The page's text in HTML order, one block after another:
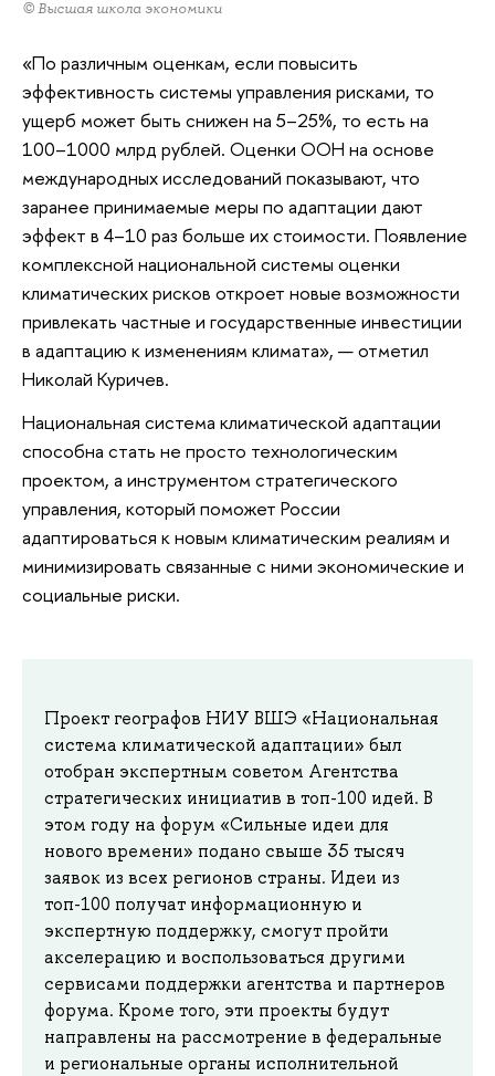
© Высшая школа экономики
«По различным оценкам, если повысить
эффективность системы управления рисками, то
ущерб может быть снижен на 5–25%, то есть на
100–1000 млрд рублей. Оценки ООН на основе
международных исследований показывают, что
заранее принимаемые меры по адаптации дают
эффект в 4–10 раз больше их стоимости. Появление
комплексной национальной системы оценки
климатических рисков откроет новые возможности
привлекать частные и государственные инвестиции
в адаптацию к изменениям климата», — отметил
Николай Куричев.
Национальная система климатической адаптации
способна стать не просто технологическим
проектом, а инструментом стратегического
управления, который поможет России
адаптироваться к новым климатическим реалиям и
минимизировать связанные с ними экономические и
социальные риски.
Проект географов НИУ ВШЭ «Национальная
система климатической адаптации» был
отобран экспертным советом Агентства
стратегических инициатив в топ-100 идей. В
этом году на форум «Сильные идеи для
нового времени» подано свыше 35 тысяч
заявок из всех регионов страны. Идеи из
топ-100 получат информационную и
экспертную поддержку, смогут пройти
акселерацию и воспользоваться другими
сервисами поддержки агентства и партнеров
форума. Кроме того, эти проекты будут
направлены на рассмотрение в федеральные
и региональные органы исполнительной